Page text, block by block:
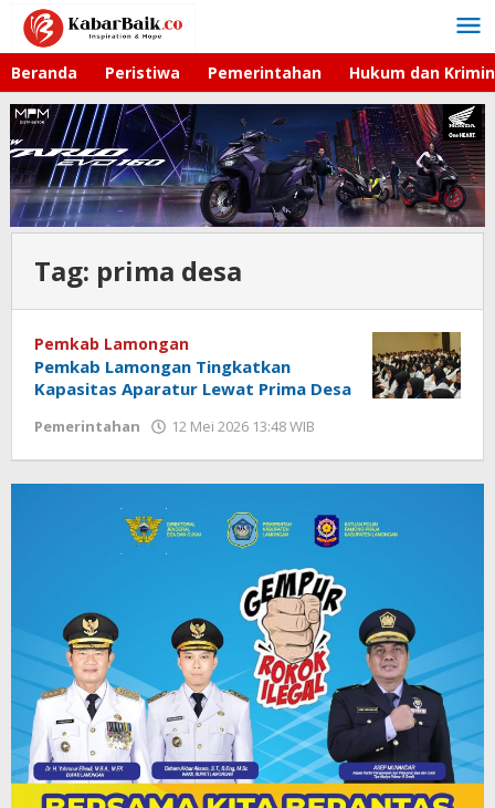
Lewati
konten
Beranda Peristiwa Pemerintahan Hukum dan
Tag: prima desa
Pemkab Lamongan
Pemkab Lamongan Tingkatkan
Kapasitas Aparatur Lewat Prima Desa
Pemerintahan 12 Mei 2026 13:48 WIB